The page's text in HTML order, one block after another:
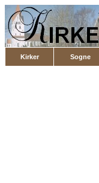
Kirker Sogne